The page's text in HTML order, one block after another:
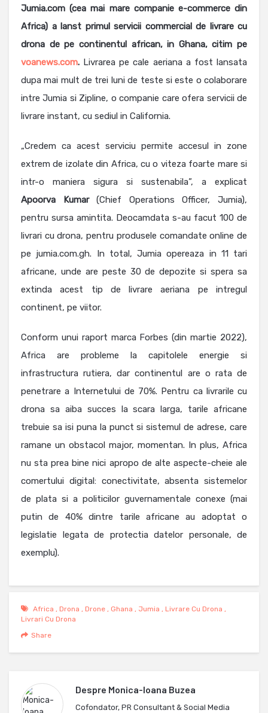
Jumia.com (cea mai mare companie e-commerce din
Africa) a lanst primul servicii commercial de livrare cu
drona de pe continentul african, in Ghana, citim pe
voanews.com. Livrarea pe cale aeriana a fost lansata
dupa mai mult de trei luni de teste si este o colaborare
intre Jumia si Zipline, o companie care ofera servicii de
livrare instant, cu sediul in California.
„Credem ca acest serviciu permite accesul in zone
extrem de izolate din Africa, cu o viteza foarte mare si
intr-o maniera sigura si sustenabila”, a explicat
Apoorva
Kumar(Chief Operations Officer, Jumia),
pentru sursa amintita. Deocamdata s-au facut 100 de
livrari cu drona, pentru produsele comandate online de
pe jumia.com.gh. In total, Jumia opereaza in 11 tari
africane, unde are peste 30 de depozite si spera sa
extinda acest tip de livrare aeriana pe intregul
continent, pe viitor.
Conform unui raport marca Forbes (din martie 2022),
Africa are probleme la capitolele energie si
infrastructura rutiera, dar continentul are o rata de
penetrare a Internetului de 70%. Pentru ca livrarile cu
drona sa aiba succes la scara larga, tarile africane
trebuie sa isi puna la punct si sistemul de adrese, care
ramane un obstacol major, momentan. In plus, Africa
nu sta prea bine nici apropo de alte aspecte-cheie ale
comertului digital: conectivitate, absenta sistemelor
de plata si a politicilor guvernamentale conexe (mai
putin de 40% dintre tarile africane au adoptat o
legislatie legata de protectia datelor personale, de
exemplu).
Africa , Drona , Drone , Ghana , Jumia , Livrare Cu Drona ,
Livrari Cu Drona
Share
Despre Monica-Ioana Buzea
Cofondator, PR Consultant & Social Media